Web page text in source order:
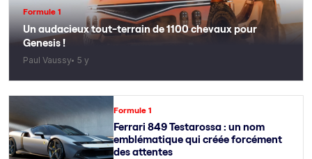
Formule 1
Un audacieux tout-terrain de 1100 chevaux pour
Genesis !
Paul Vaussy 5 y
Formule 1
Ferrari 849 Testarossa : un nom
emblématique qui créée forcément
des attentes